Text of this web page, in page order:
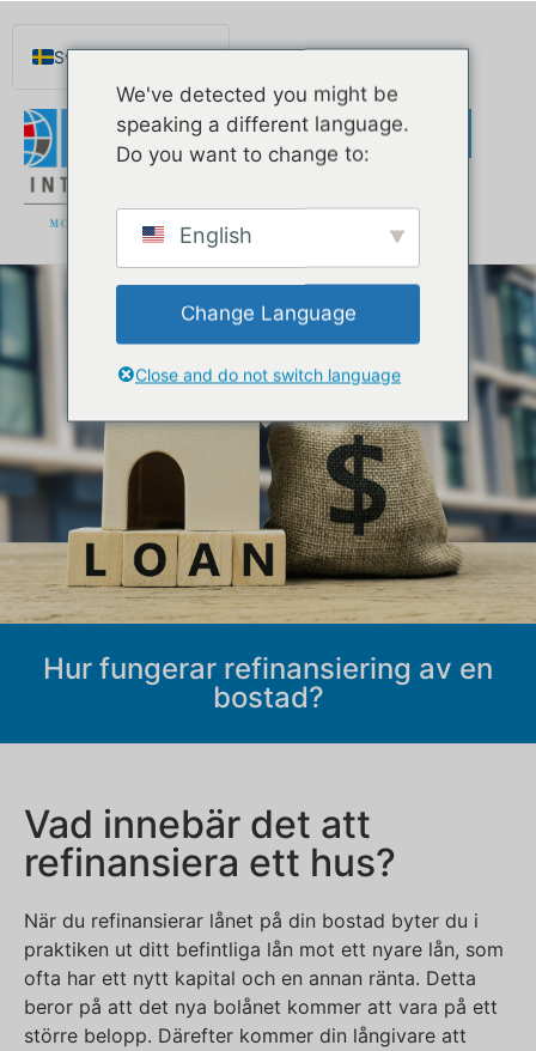
Svenska
Español de México
Português do Brasil
Русский
Français
Nederlands (België)
Hur fungerar refinansiering av en
bostad?
Vad innebär det att
refinansiera ett hus?
När du refinansierar lånet på din bostad byter du i
praktiken ut ditt befintliga lån mot ett nyare lån, som
ofta har ett nytt kapital och en annan ränta. Detta
beror på att det nya bolånet kommer att vara på ett
större belopp. Därefter kommer din långivare att
We've detected you might be
speaking a different language.
Do you want to change to:
English
Change Language
Close and do not switch language